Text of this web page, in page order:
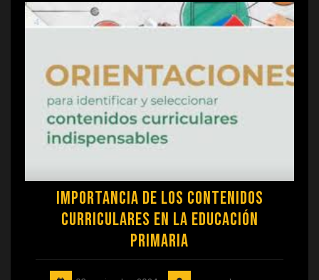
Importancia de los Contenidos
Curriculares en la Educación
Primaria